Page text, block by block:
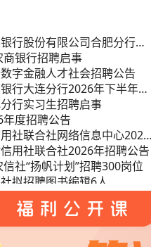
各级机关补充录用公务员公
区法院系统2026年度专项招
年度从优秀乡村振兴等专
公务员（事业编制人员）的公
行股份有限公司合肥分行
4名工作人员
银行招聘启事
字金融人才社会招聘公告
行大连分行2026年下半年社
行实习生招聘启事
度招聘公告
社联合社网络信息中心2026
遣科技专业人才公告（第二
用社联合社2026年招聘公告
社“扬帆计划”招聘300岗位
拟招聘图书编辑6人
社联合社金融科技人员常态化
社联合社招聘公告